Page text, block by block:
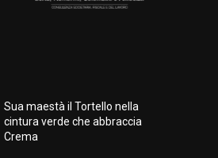
Sua maestà il Tortello nella
cintura verde che abbraccia
Crema